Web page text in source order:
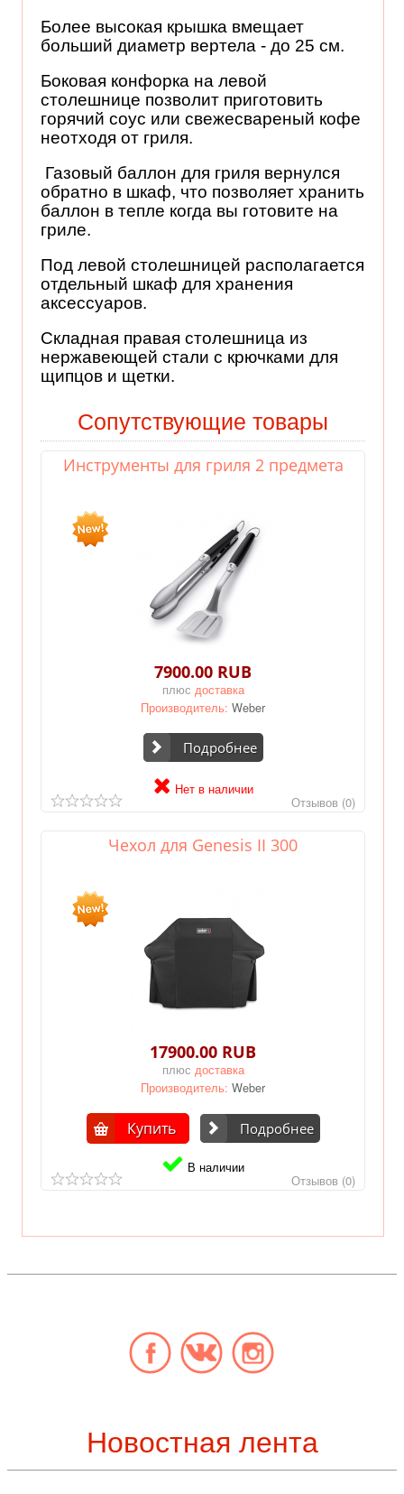
Более высокая крышка вмещает
больший диаметр вертела - до 25 см.
Боковая конфорка на левой
столешнице позволит приготовить
горячий соус или свежесвареный кофе
неотходя от гриля.
Газовый баллон для гриля вернулся
обратно в шкаф, что позволяет хранить
баллон в тепле когда вы готовите на
гриле.
Под левой столешницей располагается
отдельный шкаф для хранения
аксессуаров.
Складная правая столешница из
нержавеющей стали с крючками для
щипцов и щетки.
Сопутствующие товары
Инструменты для гриля 2 предмета
7900.00 RUB
плюс доставка
Производитель: Weber
Подробнее
Нет в наличии
Отзывов (0)
Чехол для Genesis II 300
17900.00 RUB
плюс доставка
Производитель: Weber
Купить Подробнее
В наличии
Отзывов (0)
Новостная лента